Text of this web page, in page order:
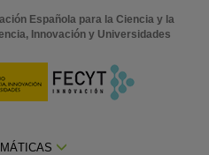
Española para la Ciencia y la
Innovación y Universidades